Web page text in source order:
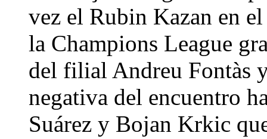
vez el Rubin Kazan en
la Champions League
del filial Andreu Fontàs
negativa del encuentro
Suárez y Bojan Krkic